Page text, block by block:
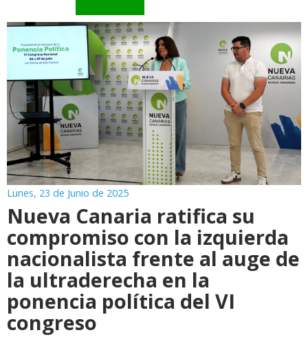
Lunes, 23 de Junio de 2025
Nueva Canaria ratifica su
compromiso con la izquierda
nacionalista frente al auge de
la ultraderecha en la
ponencia política del VI
congreso